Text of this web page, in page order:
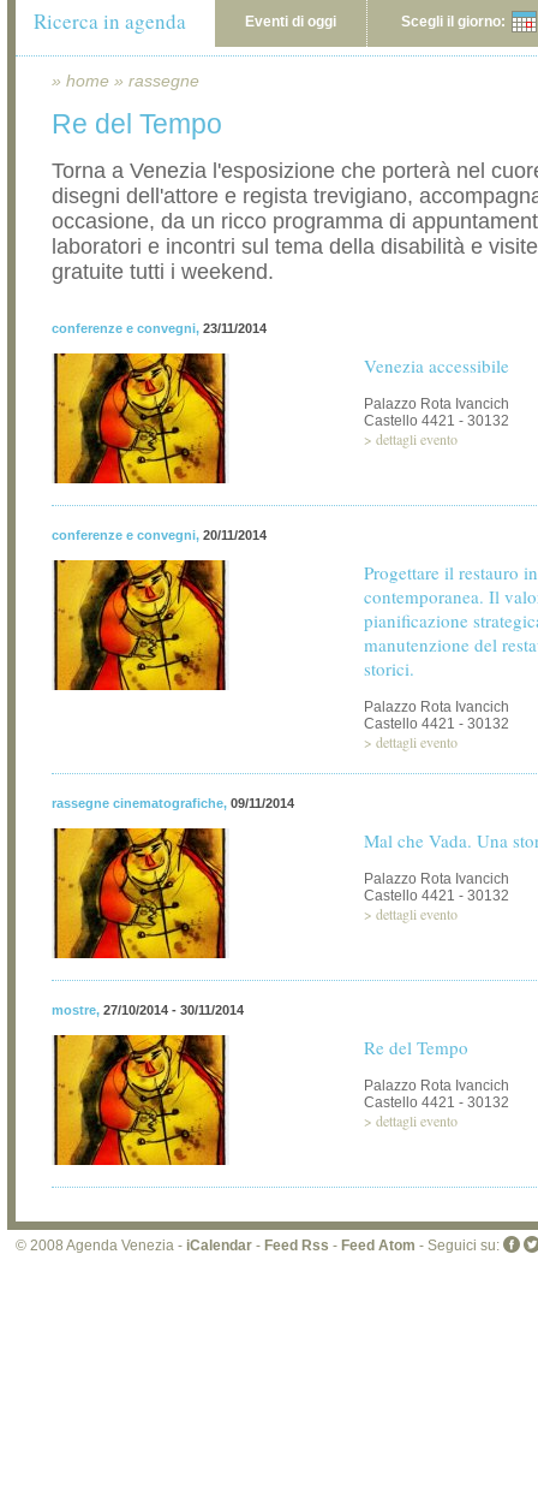
Ricerca in agenda Eventi di oggi Scegli il giorno:
» home » rassegne
Re del Tempo
Torna a Venezia l'esposizione che porterà nel
disegni dell'attore e regista trevigiano,
occasione, da un ricco programma di
laboratori e incontri sul tema della disabilità e
gratuite tutti i weekend.
conferenze e convegni, 23/11/2014
Venezia accessibile
Palazzo Rota Ivancich
Castello 4421 - 30132
> dettagli evento
conferenze e convegni, 20/11/2014
Progettare il restauro
contemporanea. Il
pianificazione
manutenzione del
storici.
Palazzo Rota Ivancich
Castello 4421 - 30132
> dettagli evento
rassegne cinematografiche, 09/11/2014
Mal che Vada. Una
Palazzo Rota Ivancich
Castello 4421 - 30132
> dettagli evento
mostre, 27/10/2014 - 30/11/2014
Re del Tempo
Palazzo Rota Ivancich
Castello 4421 - 30132
> dettagli evento
© 2008 Agenda Venezia - iCalendar - Feed Rss - Feed Atom - Seguici su: